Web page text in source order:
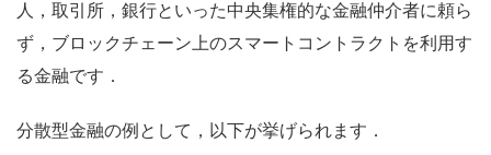
人，取引所，銀行といった中央集権的な金融仲介者に頼ら
ず，ブロックチェーン上のスマートコントラクトを利用す
る金融です．
分散型金融の例として，以下が挙げられます．